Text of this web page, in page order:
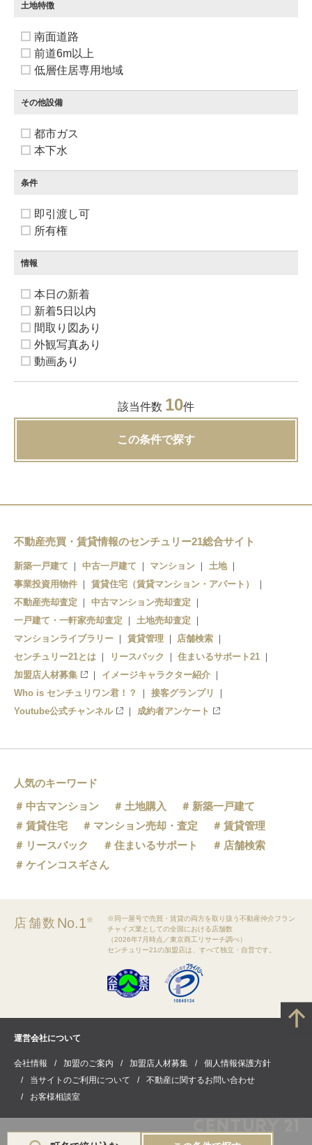
土地特徴
南面道路
前道6m以上
低層住居専用地域
その他設備
都市ガス
本下水
条件
即引渡し可
所有権
情報
本日の新着
新着5日以内
間取り図あり
外観写真あり
動画あり
該当件数 10件
この条件で探す
不動産売買・賃貸情報のセンチュリー21総合サイト
新築一戸建て 中古一戸建て マンション
土地
事業投資用物件
賃貸住宅（賃貸マンション・アパート）
不動産売却査定
中古マンション売却査定
一戸建て・一軒家売却査定
土地売却査定
マンションライブラリー
賃貸管理
店舗検索
センチュリー21とは
リースバック
住まいるサポート21
加盟店人材募集
イメージキャラクター紹介
Who is センチュリワン君！？
接客グランプリ
Youtube公式チャンネル
成約者アンケート
人気のキーワード
中古マンション
土地購入
新築一戸建て
賃貸住宅
マンション売却・査定
賃貸管理
リースバック
住まいるサポート
店舗検索
ケインコスギさん
店舗数 No.1※
※同一屋号で売買・賃貸の両方を取り扱う不動産仲介フラン
チャイズ業としての全国における店舗数
（2026年7月時点／東京商工リサーチ調べ）
センチュリー21の加盟店は、すべて独立・自営です。
運営会社について
会社情報 加盟のご案内 加盟店人材募集
個人情報保護方針
当サイトのご利用について
不動産に関するお問い合わせ
お客様相談室